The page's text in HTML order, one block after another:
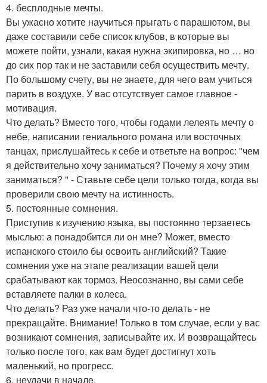
4. бесплодные мечты.
Вы ужасно хотите научиться прыгать с парашютом, вы
даже составили себе список клубов, в которые вы
можете пойти, узнали, какая нужна экипировка, но … но
до сих пор так и не заставили себя осуществить мечту.
По большому счету, вы не знаете, для чего вам учиться
парить в воздухе. У вас отсутствует самое главное -
мотивация.
Что делать? Вместо того, чтобы годами лелеять мечту о
небе, написании гениального романа или восточных
танцах, прислушайтесь к себе и ответьте на вопрос: "чем
я действительно хочу заниматься? Почему я хочу этим
заниматься? " - Ставьте себе цели только тогда, когда вы
проверили свою мечту на истинность.
5. постоянные сомнения.
Приступив к изучению языка, вы постоянно терзаетесь
мыслью: а понадобится ли он мне? Может, вместо
испанского стоило бы освоить английский? Такие
сомнения уже на этапе реализации вашей цели
срабатывают как тормоз. Неосознанно, вы сами себе
вставляете палки в колеса.
Что делать? Раз уже начали что-то делать - не
прекращайте. Внимание! Только в том случае, если у вас
возникают сомнения, записывайте их. И возвращайтесь
только после того, как вам будет достигнут хоть
маленький, но прогресс.
6. неудачи в начале.